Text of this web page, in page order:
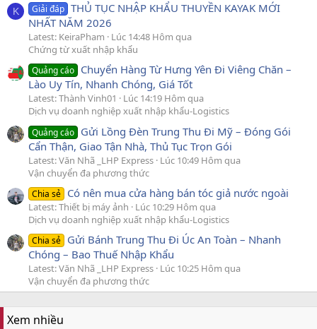
K Giải đáp THỦ TỤC NHẬP KHẨU THUYỀN KAYAK MỚI
NHẤT NĂM 2026
Latest: KeiraPham
Lúc 14:48 Hôm qua
Chứng từ xuất nhập khẩu
Quảng cáo Chuyển Hàng Từ Hưng Yên Đi Viêng Chăn –
Lào Uy Tín, Nhanh Chóng, Giá Tốt
Latest: Thành Vinh01
Lúc 14:19 Hôm qua
Dịch vụ doanh nghiệp xuất nhập khẩu-Logistics
Quảng cáo Gửi Lồng Đèn Trung Thu Đi Mỹ – Đóng Gói
Cẩn Thận, Giao Tận Nhà, Thủ Tục Trọn Gói
Latest: Văn Nhã _LHP Express Lúc 10:49 Hôm qua
Vận chuyển đa phương thức
Chia sẻ Có nên mua cửa hàng bán tóc giả nước ngoài
Latest: Thiết bị máy ảnh
Lúc 10:29 Hôm qua
Dịch vụ doanh nghiệp xuất nhập khẩu-Logistics
Chia sẻ Gửi Bánh Trung Thu Đi Úc An Toàn – Nhanh
Chóng – Bao Thuế Nhập Khẩu
Latest: Văn Nhã _LHP Express Lúc 10:25 Hôm qua
Vận chuyển đa phương thức
Xem nhiều